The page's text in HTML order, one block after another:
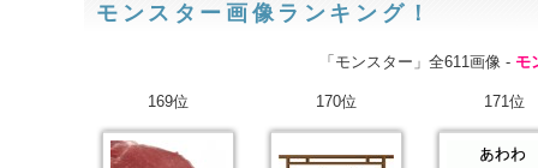
モンスター画像ランキング！
「モンスター」全611画像 - モ
169位 170位 171位